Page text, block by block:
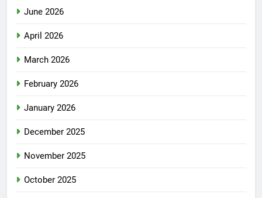
June 2026
April 2026
March 2026
February 2026
January 2026
December 2025
November 2025
October 2025